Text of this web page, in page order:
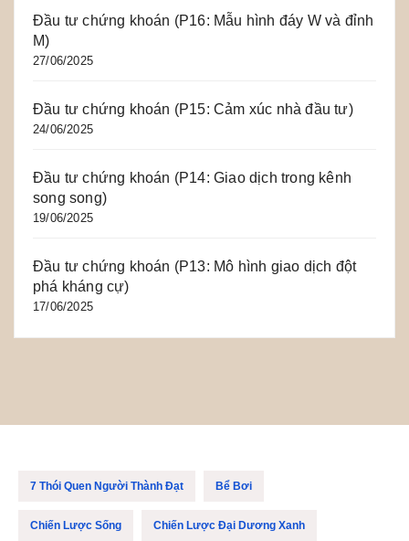
Đầu tư chứng khoán (P16: Mẫu hình đáy W và đỉnh
M)
27/06/2025
Đầu tư chứng khoán (P15: Cảm xúc nhà đầu tư)
24/06/2025
Đầu tư chứng khoán (P14: Giao dịch trong kênh
song song)
19/06/2025
Đầu tư chứng khoán (P13: Mô hình giao dịch đột
phá kháng cự)
17/06/2025
7 Thói Quen Người Thành Đạt Bể Bơi
Chiến Lược Sống Chiến Lược Đại Dương Xanh